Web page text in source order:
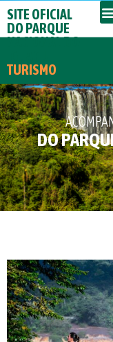
SITE OFICIAL
DO PARQUE
NACIONAL DO
TURISMO
DO